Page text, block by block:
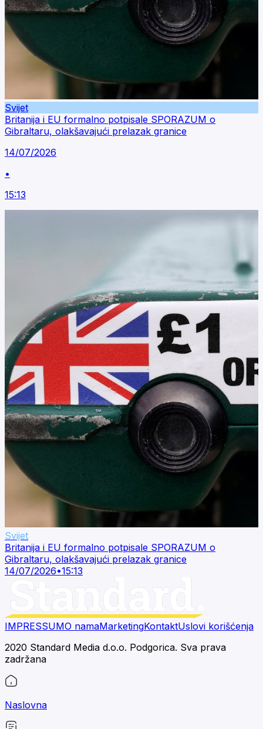
Svijet
Britanija i EU formalno potpisale SPORAZUM o
Gibraltaru, olakšavajući prelazak granice
14/07/2026
•
15:13
Svijet
Britanija i EU formalno potpisale SPORAZUM o
Gibraltaru, olakšavajući prelazak granice
14/07/2026•15:13
IMPRESSUMO namaMarketingKontaktUslovi korišćenja
2020 Standard Media d.o.o. Podgorica. Sva prava
zadržana
Naslovna